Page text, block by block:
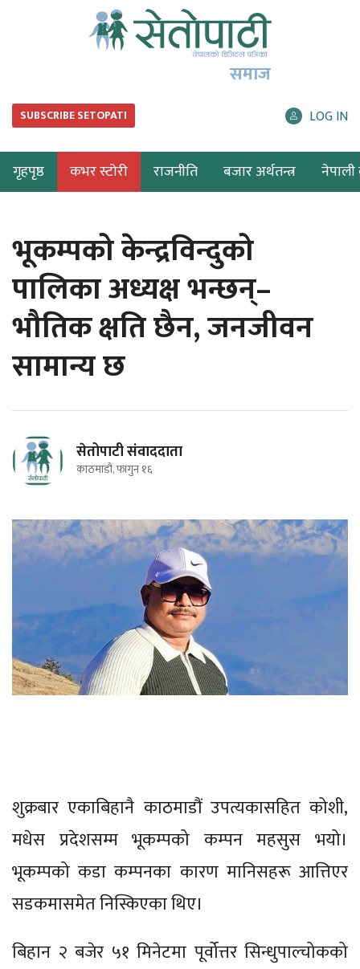
समाज
SUBSCRIBE SETOPATI LOG IN
गृहपृष्ठ कभर स्टोरी राजनीति बजार अर्थतन्त्र नेपाली
भूकम्पको केन्द्रविन्दुको
पालिका अध्यक्ष भन्छन्–
भौतिक क्षति छैन, जनजीवन
सामान्य छ
सेतोपाटी संवाददाता
काठमाडौं, फागुन १६
शुक्रबार एकाबिहानै काठमाडौं उपत्यकासहित कोशी,
मधेस प्रदेशसम्म भूकम्पको कम्पन महसुस भयो।
भूकम्पको कडा कम्पनका कारण मानिसहरू आत्तिएर
सडकमासमेत निस्किएका थिए।
बिहान २ बजेर ५१ मिनेटमा पूर्वोत्तर सिन्धुपाल्चोकको